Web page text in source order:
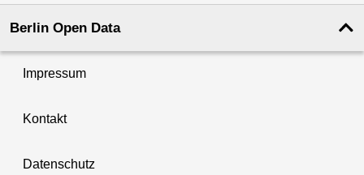
Berlin Open Data
Impressum
Kontakt
Datenschutz